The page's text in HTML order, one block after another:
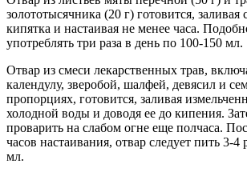
золототысячника (20 г) готовится, заливая
кипятка и настаивая не менее часа.
употреблять три раза в день по 100-150 мл.
Отвар из смеси лекарственных трав,
календулу, зверобой, шалфей, девясил и
пропорциях, готовится, заливая
холодной воды и доводя ее до кипения.
проварить на слабом огне еще полчаса.
часов настаивания, отвар следует пить 3-4
мл.